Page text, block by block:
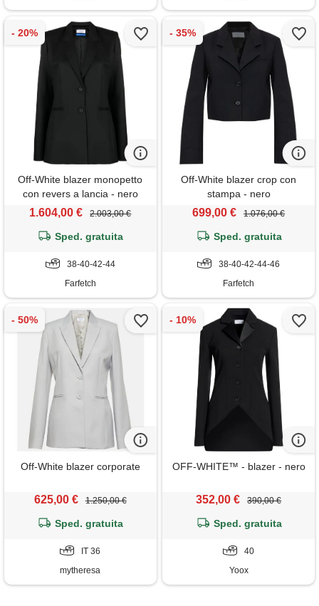
Off-White blazer monopetto
con revers a lancia - nero
1.604,00 € 2.003,00 €
Sped. gratuita
38-40-42-44
Farfetch
Off-White blazer crop con
stampa - nero
699,00 € 1.076,00 €
Sped. gratuita
38-40-42-44-46
Farfetch
Off-White blazer corporate
625,00 € 1.250,00 €
Sped. gratuita
IT 36
mytheresa
OFF-WHITE™ - blazer - nero
352,00 € 390,00 €
Sped. gratuita
40
Yoox